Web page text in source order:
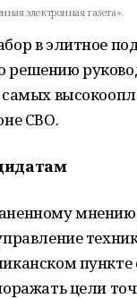
электронная газета».
в элитное
самых
СВО.
цели